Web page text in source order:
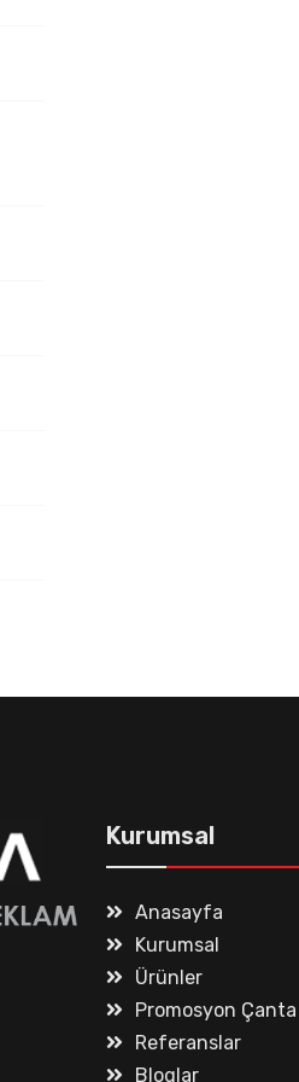
Kurumsal
Anasayfa
Kurumsal
Ürünler
Promosyon Çanta
Referanslar
Bloglar